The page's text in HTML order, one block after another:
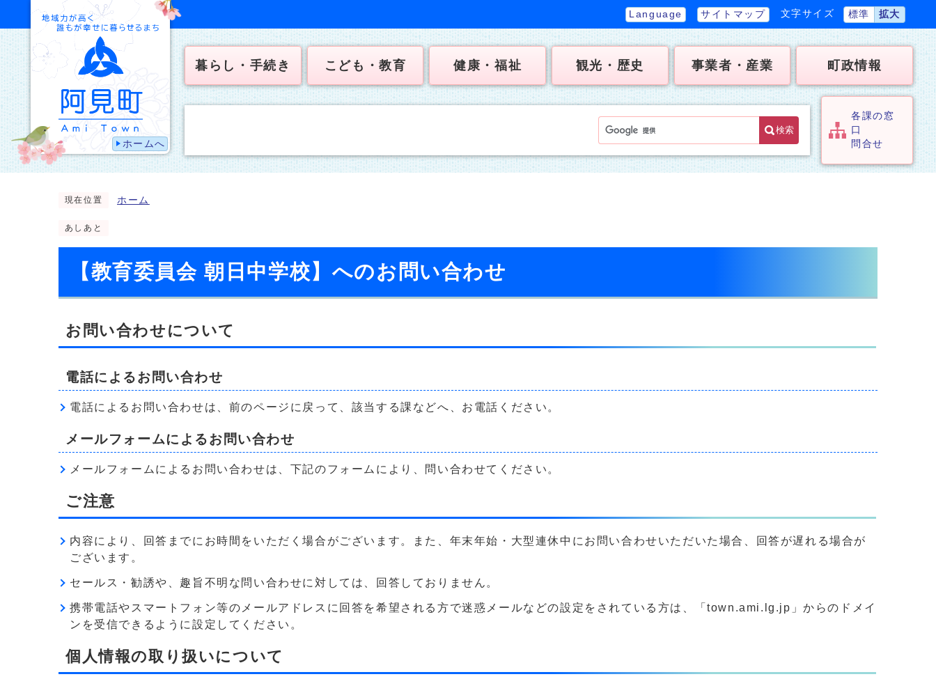
ホームへ
Language サイトマップ 文字サイズ 標準 拡大
暮らし・手続き こども・教育 健康・福祉 観光・歴史 事業者・産業 町政情報
検索
各課の窓
口
問合せ
現在位置 ホーム
あしあと
【教育委員会 朝日中学校】へのお問い合わせ
お問い合わせについて
電話によるお問い合わせ
電話によるお問い合わせは、前のページに戻って、該当する課などへ、お電話ください。
メールフォームによるお問い合わせ
メールフォームによるお問い合わせは、下記のフォームにより、問い合わせてください。
ご注意
内容により、回答までにお時間をいただく場合がございます。また、年末年始・大型連休中にお問い合わせいただいた場合、回答が遅れる場合が
ございます。
セールス・勧誘や、趣旨不明な問い合わせに対しては、回答しておりません。
携帯電話やスマートフォン等のメールアドレスに回答を希望される方で迷惑メールなどの設定をされている方は、「town.ami.lg.jp」からのドメイ
ンを受信できるように設定してください。
個人情報の取り扱いについて